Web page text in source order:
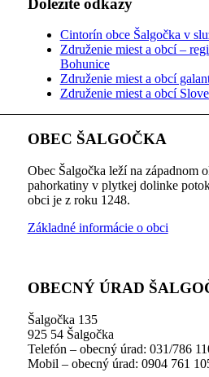
Cintorín obce Šalgočka v
Združenie miest a obcí –
Bohunice
Združenie miest a obcí
Združenie miest a obcí
OBEC ŠALGOČKA
Obec Šalgočka leží na západnom
pahorkatiny v plytkej dolinke
obci je z roku 1248.
Základné informácie o obci
OBECNÝ ÚRAD
Šalgočka 135
925 54 Šalgočka
Telefón – obecný úrad: 031/786
Mobil – obecný úrad: 0904 761